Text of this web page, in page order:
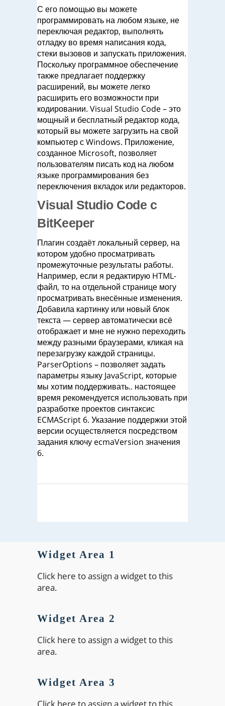
С его помощью вы можете
программировать на любом языке, не
переключая редактор, выполнять
отладку во время написания кода,
стеки вызовов и запускать приложения.
Поскольку программное обеспечение
также предлагает поддержку
расширений, вы можете легко
расширить его возможности при
кодировании. Visual Studio Code – это
мощный и бесплатный редактор кода,
который вы можете загрузить на свой
компьютер с Windows. Приложение,
созданное Microsoft, позволяет
пользователям писать код на любом
языке программирования без
переключения вкладок или редакторов.
Visual Studio Code с
BitKeeper
Плагин создаёт локальный сервер, на
котором удобно просматривать
промежуточные результаты работы.
Например, если я редактирую HTML-
файл, то на отдельной странице могу
просматривать внесённые изменения.
Добавила картинку или новый блок
текста — сервер автоматически всё
отображает и мне не нужно переходить
между разными браузерами, кликая на
перезагрузку каждой страницы.
ParserOptions – позволяет задать
параметры языку JavaScript, которые
мы хотим поддерживать.. настоящее
время рекомендуется использовать при
разработке проектов синтаксис
ECMAScript 6. Указание поддержки этой
версии осуществляется посредством
задания ключу ecmaVersion значения
6.
Widget Area 1
Click here to assign a widget to this
area.
Widget Area 2
Click here to assign a widget to this
area.
Widget Area 3